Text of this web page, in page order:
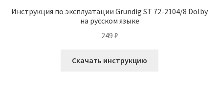
Инструкция по эксплуатации Grundig ST 72-2104/8 Dolby
на русском языке
249 ₽
Скачать инструкцию